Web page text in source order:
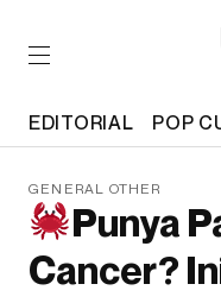
EDITORIAL POP
GENERAL OTHER
Punya
Cancer?